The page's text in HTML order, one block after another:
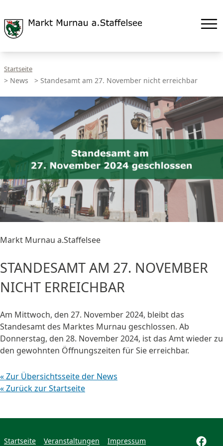
Startseite
> News > Standesamt am 27. November nicht erreichbar
Markt Murnau a.Staffelsee
STANDESAMT AM 27. NOVEMBER
NICHT ERREICHBAR
Am Mittwoch, den 27. November 2024, bleibt das
Standesamt des Marktes Murnau geschlossen. Ab
Donnerstag, den 28. November 2024, ist das Amt wieder zu
den gewohnten Öffnungszeiten für Sie erreichbar.
« Zur Übersichtsseite der News
« Zurück zur Startseite
Startseite Veranstaltungen Impressum